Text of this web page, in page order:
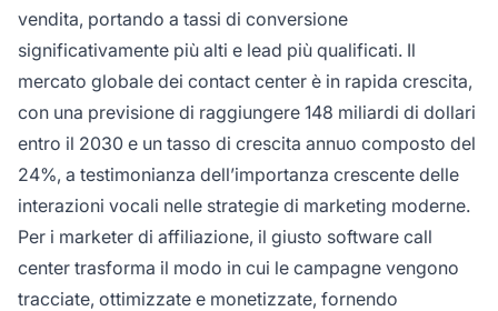
vendita, portando a tassi di conversione
significativamente più alti e lead più qualificati. Il
mercato globale dei contact center è in rapida crescita,
con una previsione di raggiungere 148 miliardi di dollari
entro il 2030 e un tasso di crescita annuo composto del
24%, a testimonianza dell’importanza crescente delle
interazioni vocali nelle strategie di marketing moderne.
Per i marketer di affiliazione, il giusto software call
center trasforma il modo in cui le campagne vengono
tracciate, ottimizzate e monetizzate, fornendo